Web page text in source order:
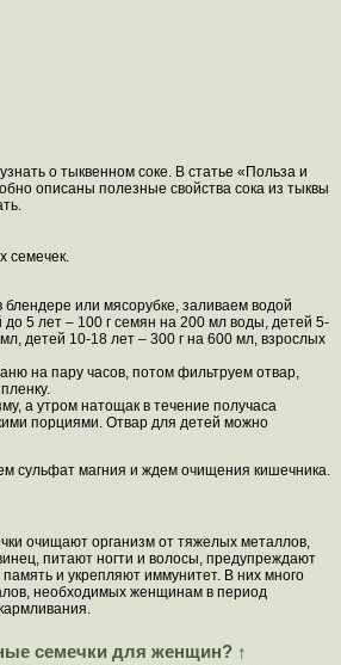
о тыквенном соке. В статье «Польза и
описаны полезные свойства сока из тыквы
семечек.
или мясорубке, заливаем водой
до 5 лет – 100 г семян на 200 мл воды, детей 5-
детей 10-18 лет – 300 г на 600 мл, взрослых
на пару часов, потом фильтруем отвар,
а утром натощак в течение получаса
порциями. Отвар для детей можно
сульфат магния и ждем очищения кишечника.
очищают организм от тяжелых металлов,
питают ногти и волосы, предупреждают
и укрепляют иммунитет. В них много
необходимых женщинам в период
семечки для женщин? ↑